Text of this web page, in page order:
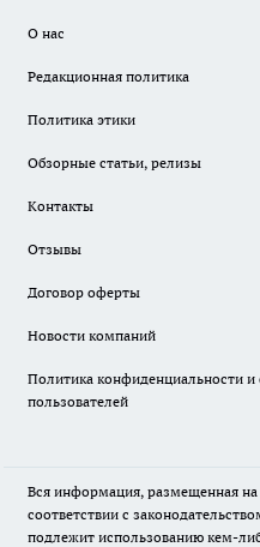
О нас
Редакционная политика
Политика этики
Обзорные статьи, релизы
Контакты
Отзывы
Договор оферты
Новости компаний
Политика конфиденциальности
пользователей
Вся информация, размещенная на
соответствии с
подлежит использованию кем-